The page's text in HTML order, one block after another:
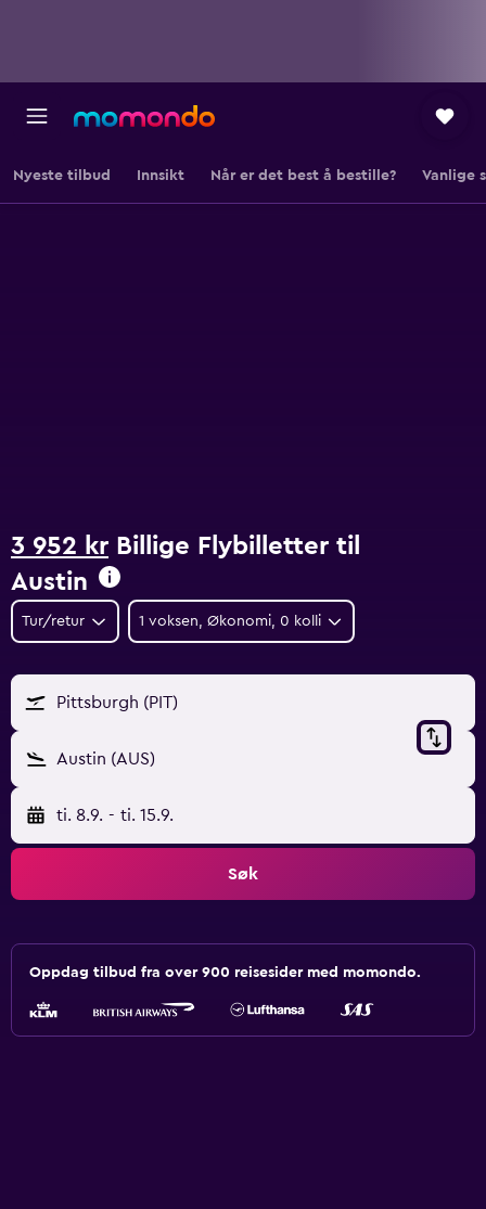
Nyeste tilbud Innsikt Når er det best å bestille? Vanlige
3 952 kr Billige Flybilletter til
Austin
Tur/retur 1 voksen, Økonomi, 0 kolli
Pittsburgh (PIT)
Austin (AUS)
ti. 8.9. - ti. 15.9.
Søk
Oppdag tilbud fra over 900 reisesider med momondo.